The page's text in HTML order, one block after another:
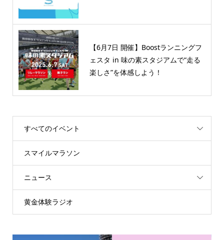
【6月7日 開催】Boostランニングフ
ェスタ in 味の素スタジアムで“走る
楽しさ”を体感しよう！
すべてのイベント
スマイルマラソン
ニュース
黄金体験ラジオ